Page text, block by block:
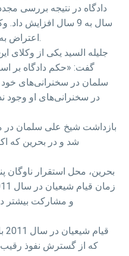
دادگاه در نتیجه بررسی
سال به 9 سال افزایش
اعتراض به رای دادگاه 30 روز فرصت دارند.
جلیله السید یکی از
گفت: «حکم دادگاه بر
سلمان در سخنرانی‌های
در سخنرانی‌های او وجود
بازداشت شیخ علی سلمان در
شد و در بحرین که
بحرین، محل استقرار ناوگان
و مشارکت بیشتر
که از گسترش نفوذ رقیب